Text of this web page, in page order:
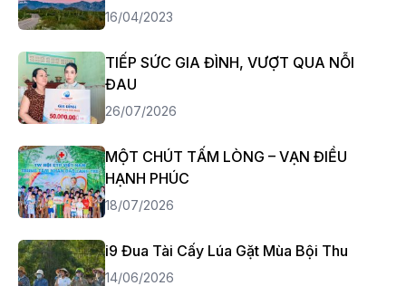
16/04/2023
TIẾP SỨC GIA ĐÌNH, VƯỢT QUA NỖI
ĐAU
26/07/2026
MỘT CHÚT TẤM LÒNG – VẠN ĐIỀU
HẠNH PHÚC
18/07/2026
i9 Đua Tài Cấy Lúa Gặt Mùa Bội Thu
14/06/2026